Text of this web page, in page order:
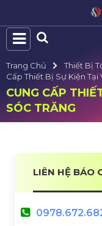
Trang Chủ Thiết Bị
Cấp Thiết Bị Sự Kiện
CUNG CẤP
SÓC TRĂNG
LIÊN HỆ BÁO